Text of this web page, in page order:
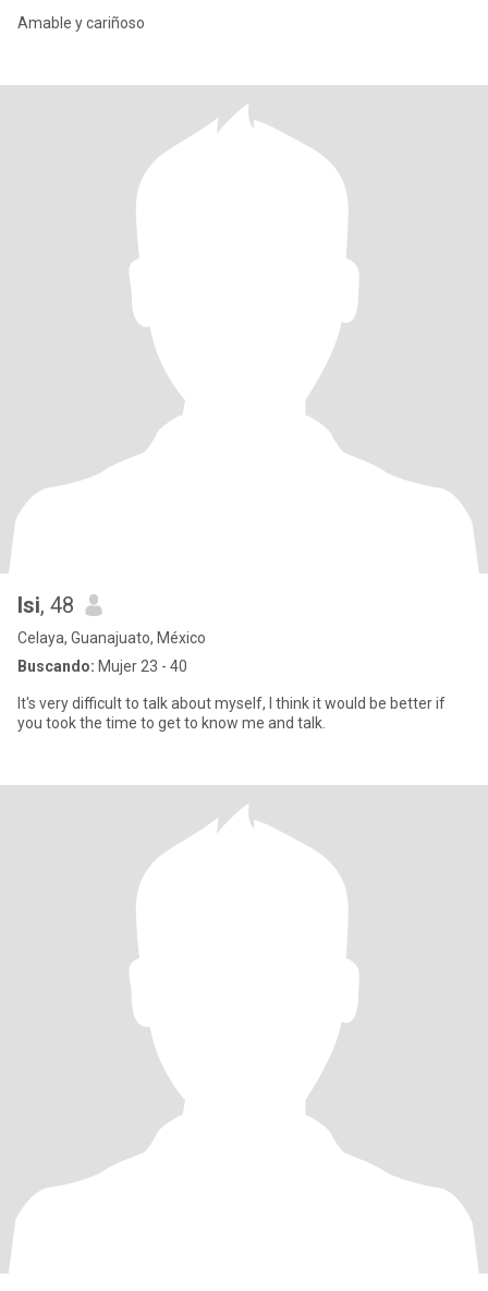
Amable y cariñoso
Isi, 48
Celaya, Guanajuato, México
Buscando: Mujer 23 - 40
It's very difficult to talk about myself, I think it would be better if
you took the time to get to know me and talk.